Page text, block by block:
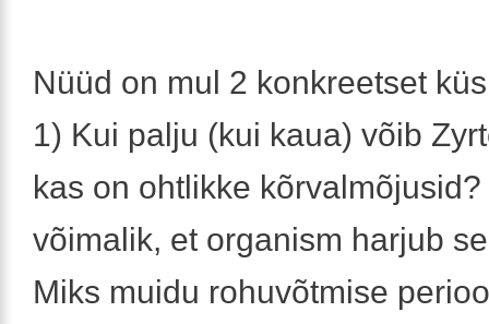
Nüüd on mul 2 konkreetset
1) Kui palju (kui kaua) võib
kas on ohtlikke
võimalik, et organism harjub
Miks muidu rohuvõtmise